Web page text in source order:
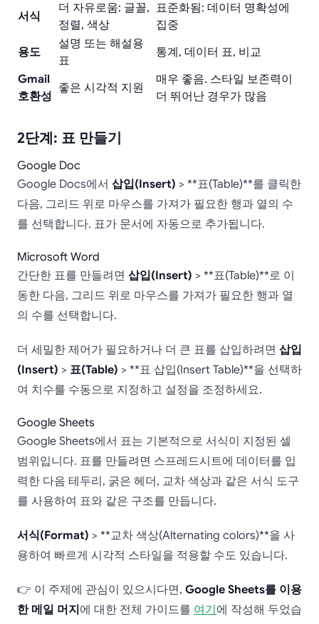
서식
더 자유로움: 글꼴,
정렬, 색상
표준화됨: 데이터 명확성에
집중
용도
설명 또는 해설용
표
통계, 데이터 표, 비교
Gmail
호환성
좋은 시각적 지원
매우 좋음. 스타일 보존력이
더 뛰어난 경우가 많음
2단계: 표 만들기
Google Doc
Google Docs에서 삽입(Insert) > **표(Table)**를 클릭한
다음, 그리드 위로 마우스를 가져가 필요한 행과 열의 수
를 선택합니다. 표가 문서에 자동으로 추가됩니다.
Microsoft Word
간단한 표를 만들려면 삽입(Insert) > **표(Table)**로 이
동한 다음, 그리드 위로 마우스를 가져가 필요한 행과 열
의 수를 선택합니다.
더 세밀한 제어가 필요하거나 더 큰 표를 삽입하려면 삽입
(Insert) > 표(Table) > **표 삽입(Insert Table)**을 선택하
여 치수를 수동으로 지정하고 설정을 조정하세요.
Google Sheets
Google Sheets에서 표는 기본적으로 서식이 지정된 셀
범위입니다. 표를 만들려면 스프레드시트에 데이터를 입
력한 다음 테두리, 굵은 헤더, 교차 색상과 같은 서식 도구
를 사용하여 표와 같은 구조를 만듭니다.
서식(Format) > **교차 색상(Alternating colors)**을 사
용하여 빠르게 시각적 스타일을 적용할 수도 있습니다.
👉 이 주제에 관심이 있으시다면, Google Sheets를 이용
한 메일 머지 에 대한 전체 가이드를 여기 에 작성해 두었습